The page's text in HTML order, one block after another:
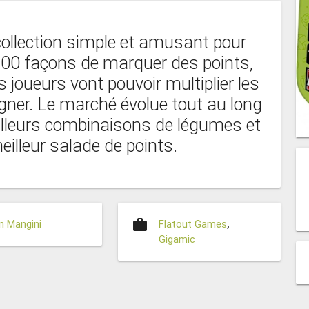
simple et amusant pour
façons de marquer des points,
joueurs vont pouvoir multiplier les
Le marché évolue tout au long
combinaisons de légumes et
salade de points.
Mangini work Flatout Games,
Gigamic